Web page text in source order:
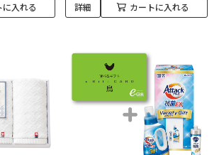
に入れる 詳細 カートに入れる